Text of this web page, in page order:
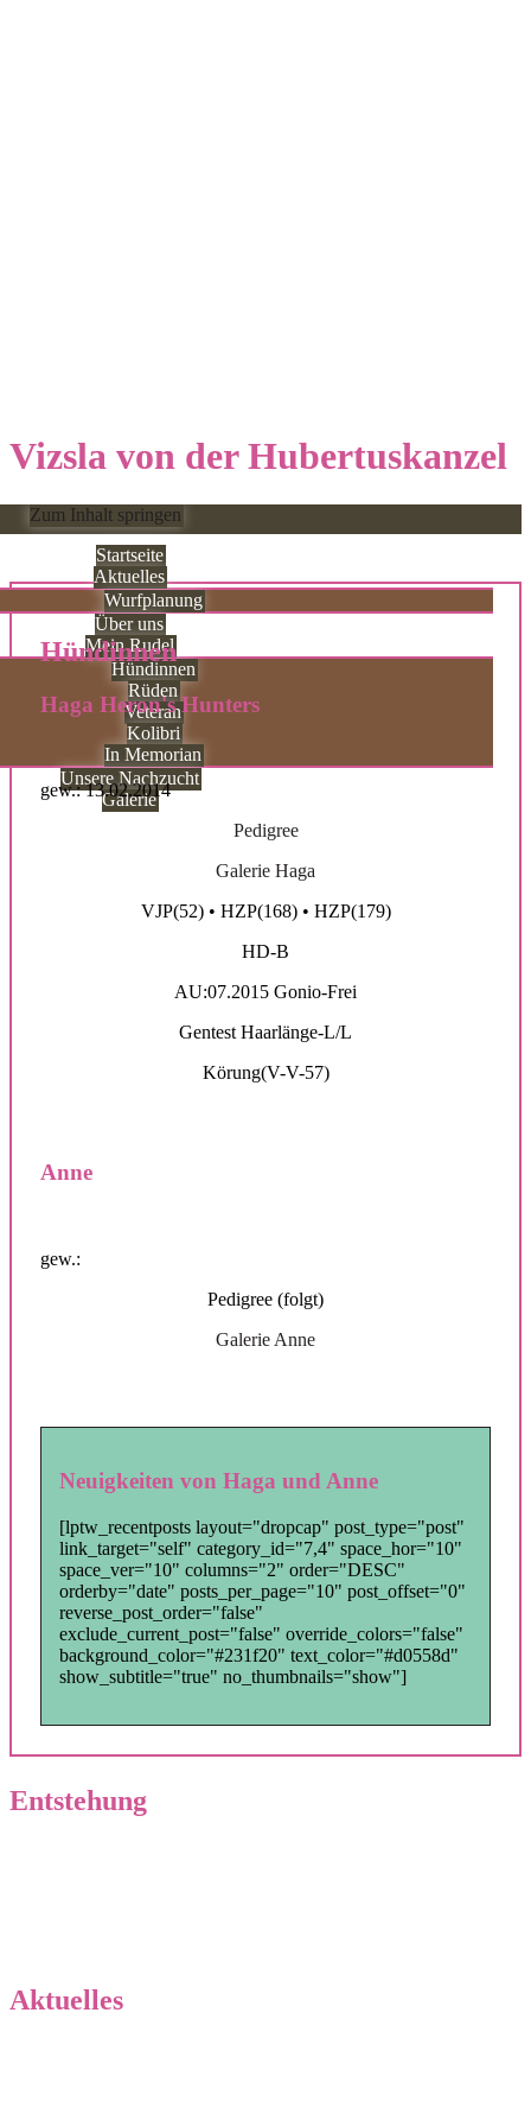
Vizsla von der Hubertuskanzel
Zum Inhalt springen
Startseite
Aktuelles
Wurfplanung
Über uns
Mein Rudel
Hündinnen
Rüden
Veteran
Kolibri
In Memorian
Unsere Nachzucht
Galerie
Hündinnen
Haga Heron's Hunters
gew.: 13.02.2014
Pedigree
Galerie Haga
VJP(52) • HZP(168) • HZP(179)
HD-B
AU:07.2015 Gonio-Frei
Gentest Haarlänge-L/L
Körung(V-V-57)
Anne
gew.:
Pedigree (folgt)
Galerie Anne
Neuigkeiten von Haga und Anne
[lptw_recentposts layout="dropcap" post_type="post"
link_target="self" category_id="7,4" space_hor="10"
space_ver="10" columns="2" order="DESC"
orderby="date" posts_per_page="10" post_offset="0"
reverse_post_order="false"
exclude_current_post="false" override_colors="false"
background_color="#231f20" text_color="#d0558d"
show_subtitle="true" no_thumbnails="show"]
Entstehung
Aktuelles